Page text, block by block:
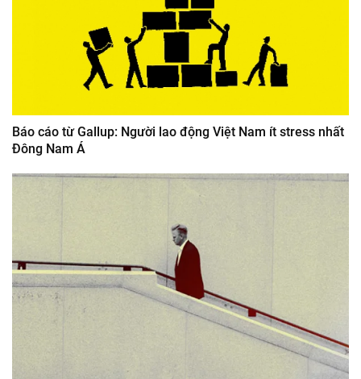
Báo cáo từ Gallup: Người lao động Việt Nam ít stress nhất
Đông Nam Á